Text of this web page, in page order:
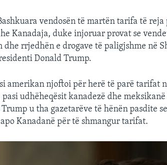
vendosën të martën tarifa të
Kanadaja, duke injoruar provat se
dhe rrjedhën e drogave të paligjshme në
Donald Trump.
amerikan njoftoi për herë të parë tarifat
pasi udhëheqësit kanadezë dhe
u tha gazetarëve të hënën pasdite
Kanadanë për të shmangur tarifat.